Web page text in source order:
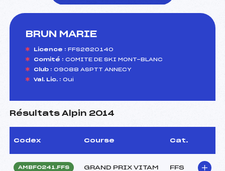
BRUN MARIE
Licence : FFS2620140
Comité : COMITE DE SKI MONT-BLANC
Club : 09088 ASPTT ANNECY
Val. Lic. : Oui
Résultats Alpin 2014
Codex Course Cat.
AMBF0241.FFS GRAND PRIX VITAM FFS